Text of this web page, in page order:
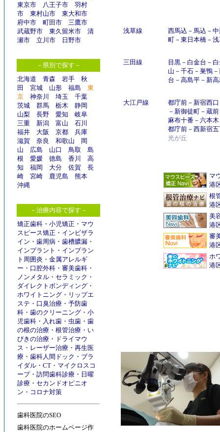
東京市
八王子市
羽村
市
東村山市
東大和市
府中市
町田市
三鷹市
武蔵野市
東久留米市
清
瀬市
立川市 日野市
－県別で探す－
北海道
青森 岩手
秋
田
宮城 山形 福島
東
京
神奈川 埼玉
千葉
茨城
群馬 栃木
静岡
山梨
長野 愛知
岐阜
三重
新潟 富山
石川
福井
大阪 京都
兵庫
滋賀
奈良 和歌山
岡
山
広島 山口 鳥取
島
根
愛媛 徳島 香川
高
知
福岡 大分 佐賀
長
崎
宮崎 鹿児島
熊本
沖縄
－治療内容で探す－
矯正歯科 ・ 小児矯正 ・ マウ
スピース矯正 ・ インビザラ
イン ・ 歯周病 ・ 歯槽膿漏 ・
インプラント ・ インプラン
ト周囲炎 ・ 金属アレルギ
ー ・ 口腔外科 ・ 審美歯科 ・
ノンメタル ・ セラミック ・
ダイレクトボンディング ・
ホワイトニング ・ リップエ
ステ ・ 口臭治療 ・ 予防歯
科 ・ 歯のクリーニング ・ 小
児歯科 ・ 入れ歯 ・ 虫歯 ・ 歯
の根の治療 ・ 根管治療 ・ い
びきの治療 ・ ドライマウ
ス ・ レーザー治療 ・ 再生医
療 ・ 歯科人間ドック ・ ブラ
イダル ・ CT ・ マイクロスコ
ープ・ 訪問歯科診療 ・ 日曜
診療 ・ セカンドオピニオ
ン ・ コロナ対策
歯科医院のSEO
歯科医院のホームページ作
浅草線 西馬込 － 馬込 －
町－ 東日本橋－
三田線 目黒－ 白金台 －
山 － 千石－ 巣鴨－
台 － 高島平－ 新
大江戸線 都庁前－ 新宿西口
－ 新御徒町－ 蔵前
麻布十番 － 六本木
都庁前－ 西新宿
光が丘
マ
港
根
港
美
港
審
港
ホ
港